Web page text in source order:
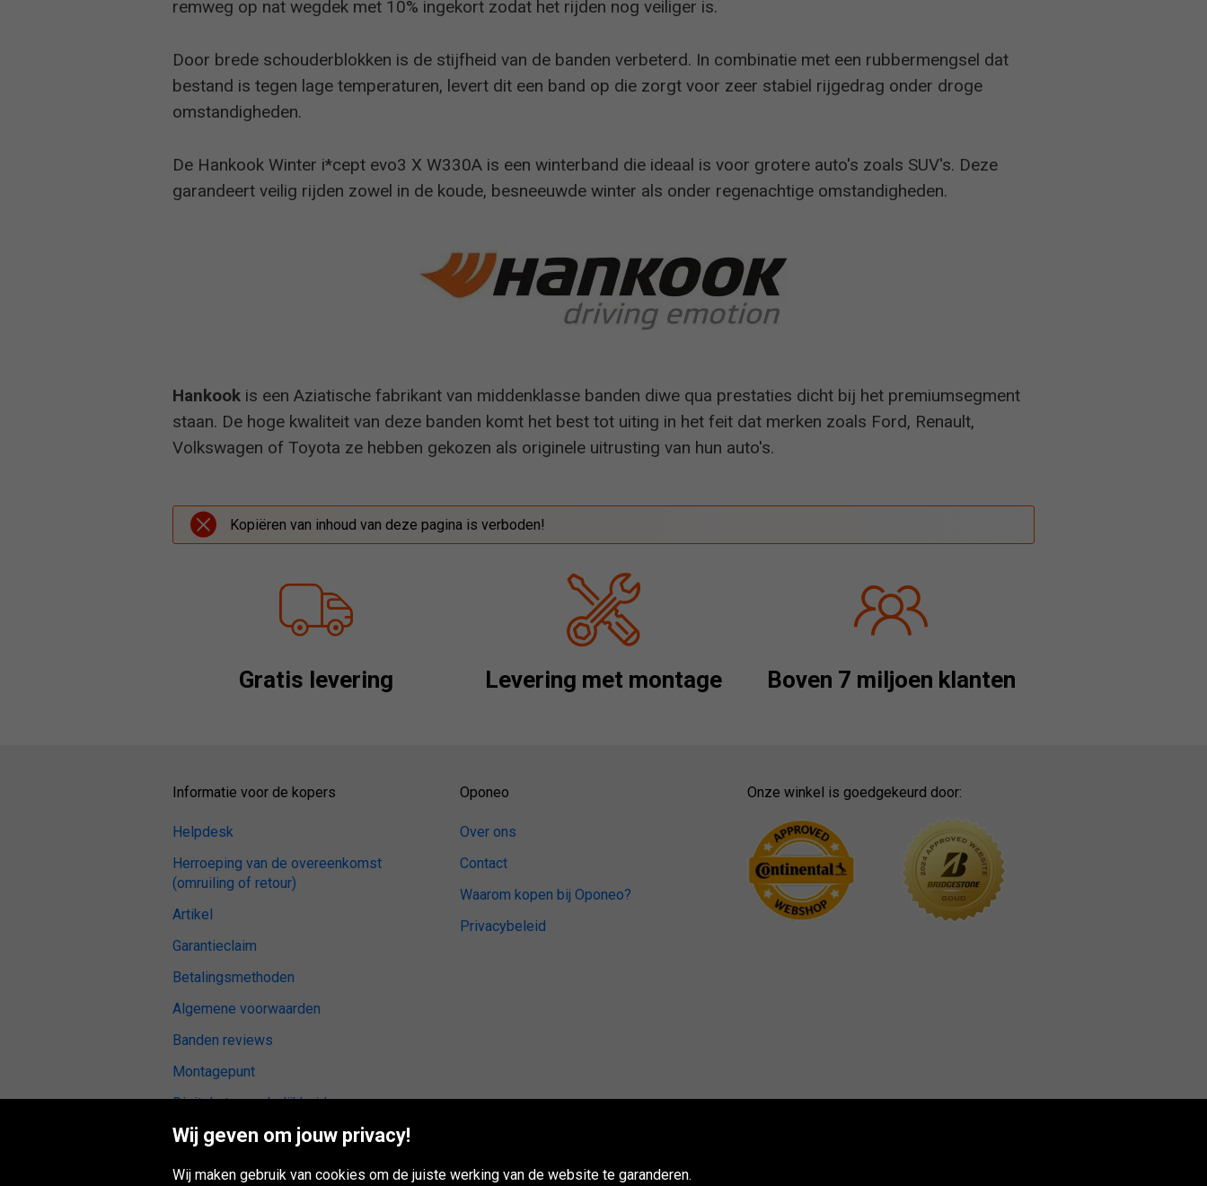
remweg op nat wegdek met 10% ingekort zodat het rijden nog veiliger is.
Door brede schouderblokken is de stijfheid van de banden verbeterd. In combinatie met een rubbermengsel dat
bestand is tegen lage temperaturen, levert dit een band op die zorgt voor zeer stabiel rijgedrag onder droge
omstandigheden.
De Hankook Winter i*cept evo3 X W330A is een winterband die ideaal is voor grotere auto's zoals SUV's. Deze
garandeert veilig rijden zowel in de koude, besneeuwde winter als onder regenachtige omstandigheden.
Hankook is een Aziatische fabrikant van middenklasse banden diwe qua prestaties dicht bij het premiumsegment
staan. De hoge kwaliteit van deze banden komt het best tot uiting in het feit dat merken zoals Ford, Renault,
Volkswagen of Toyota ze hebben gekozen als originele uitrusting van hun auto's.
Kopiëren van inhoud van deze pagina is verboden!
Gratis levering Levering met montage Boven 7 miljoen klanten
Informatie voor de kopers
Helpdesk
Herroeping van de overeenkomst
(omruiling of retour)
Artikel
Garantieclaim
Betalingsmethoden
Algemene voorwaarden
Banden reviews
Montagepunt
Digitale toegankelijkheid
Oponeo
Over ons
Contact
Waarom kopen bij Oponeo?
Privacybeleid
Onze winkel is goedgekeurd door:
Wij geven om jouw privacy!
Wij maken gebruik van cookies om de juiste werking van de website te garanderen.